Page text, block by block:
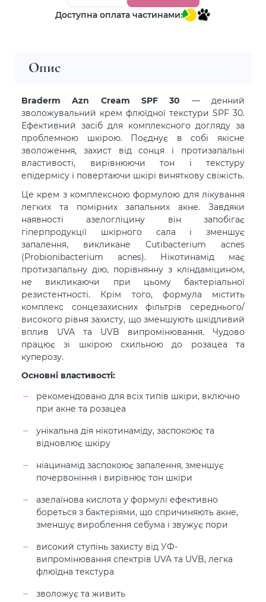
Доступна оплата частинами:
Опис
Braderm Azn Cream SPF 30 — денний
зволожувальний крем флюїдної текстури SPF 30.
Ефективний засіб для комплексного догляду за
проблемною шкірою. Поєднує в собі якісне
зволоження, захист від сонця і протизапальні
властивості, вирівнюючи тон і текстуру
епідермісу і повертаючи шкірі виняткову свіжість.
Це крем з комплексною формулою для лікування
легких та помірних запальних акне. Завдяки
наявності азелогліцину він запобігає
гіперпродукції шкірного сала і зменшує
запалення, викликане Cutibacterium acnes
(Probionibacterium acnes). Нікотинамід має
протизапальну дію, порівнянну з кліндаміцином,
не викликаючи при цьому бактеріальної
резистентності. Крім того, формула містить
комплекс сонцезахисних фільтрів середнього/
високого рівня захисту, що зменшують шкідливий
вплив UVA та UVB випромінювання. Чудово
працює зі шкірою схильною до розацеа та
куперозу.
Основні властивості:
рекомендовано для всіх типів шкіри, включно
при акне та розацеа
унікальна дія нікотинаміду, заспокоює та
відновлює шкіру
ніацинамід заспокоює запалення, зменшує
почервоніння і вирівнює тон шкіри
азелаїнова кислота у формулі ефективно
бореться з бактеріями, що спричиняють акне,
зменшує вироблення себума і звужує пори
високий ступінь захисту від УФ-
випромінювання спектрів UVA та UVB, легка
флюїдна текстура
зволожує та живить